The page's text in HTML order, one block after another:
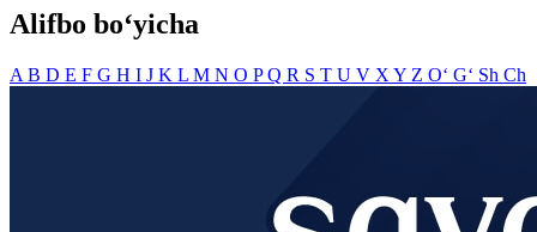
Alifbo bo‘yicha
A B D E F G H I J K L M N O PQ R S T U V X Y Z O‘ G‘ Sh Ch